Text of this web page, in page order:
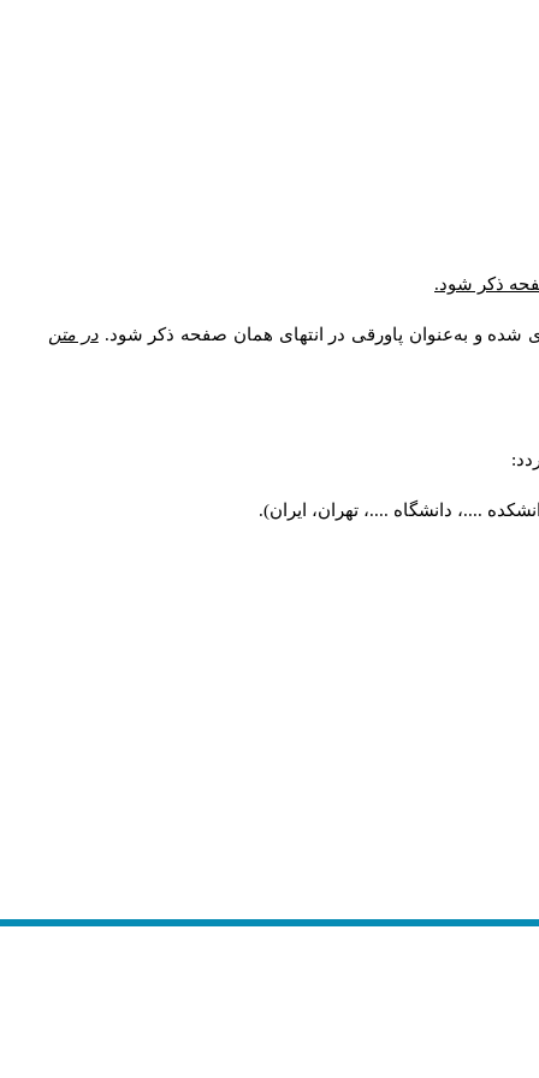
ذکر شود.
شده و به‌عنوان پاورقی در انتهای همان صفحه ذکر شود. در متن
....، دانشگاه ....، تهران، ایران).